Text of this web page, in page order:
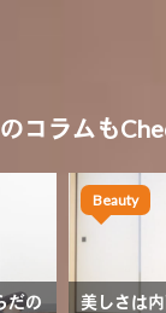
コラムも
だの
美しさは
Beauty